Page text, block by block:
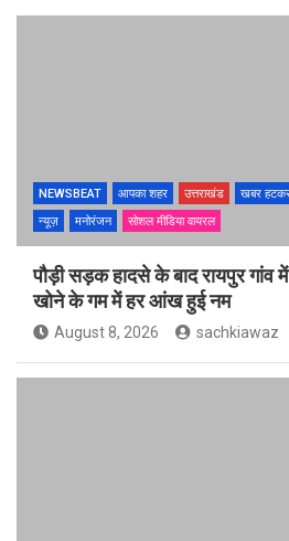
NEWSBEAT आपका शहर उत्तराखंड खबर
न्यूज़
मनोरंजन सोशल मीडिया वायरल
पौड़ी सड़क हादसे के बाद रायपुर गांव
खोने के गम में हर आंख हुई नम
August 8, 2026 sachkiawaz